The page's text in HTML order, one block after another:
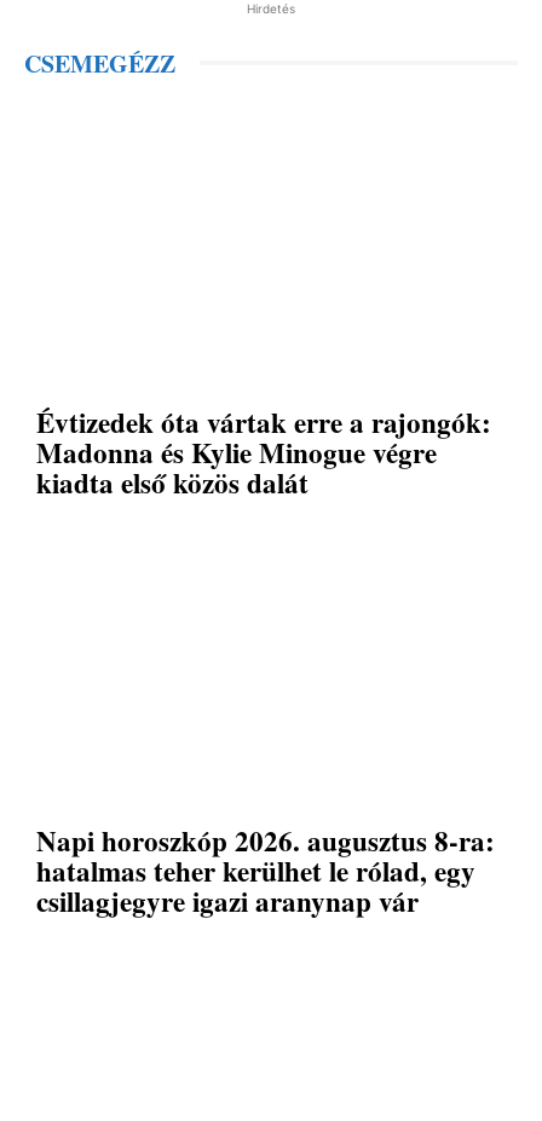
Hirdetés
CSEMEGÉZZ
Évtizedek óta vártak erre a rajongók:
Madonna és Kylie Minogue végre
kiadta első közös dalát
Napi horoszkóp 2026. augusztus 8-ra:
hatalmas teher kerülhet le rólad, egy
csillagjegyre igazi aranynap vár